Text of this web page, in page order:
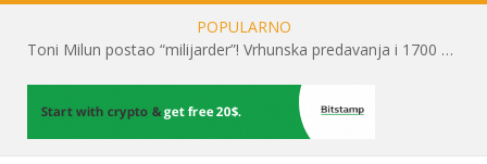
POPULARNO
Toni Milun postao “milijarder”! Vrhunska predavanja i 1700 posjetitelja obilježili su mjesec financijske pismenosti